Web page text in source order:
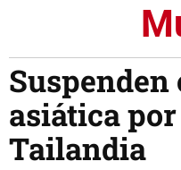
asiática
Tailandia